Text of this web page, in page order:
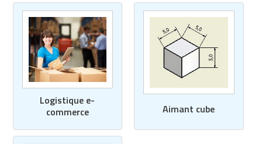
Logistique e-
commerce
Aimant cube